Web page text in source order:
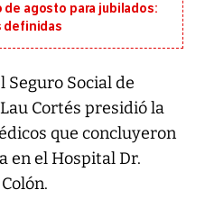
de agosto para jubilados:
definidas
Seguro Social de
Cortés presidió la
que concluyeron
en el Hospital Dr.